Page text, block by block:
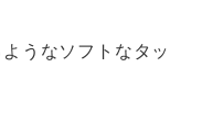
うなソフトなタッ